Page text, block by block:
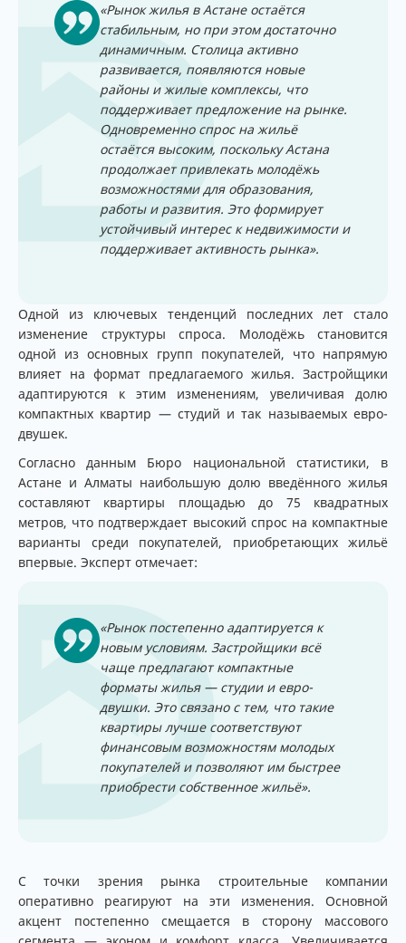
«Рынок жилья в Астане остаётся
стабильным, но при этом достаточно
динамичным. Столица активно
развивается, появляются новые
районы и жилые комплексы, что
поддерживает предложение на рынке.
Одновременно спрос на жильё
остаётся высоким, поскольку Астана
продолжает привлекать молодёжь
возможностями для образования,
работы и развития. Это формирует
устойчивый интерес к недвижимости и
поддерживает активность рынка».
Одной из ключевых тенденций последних лет стало
изменение структуры спроса. Молодёжь становится
одной из основных групп покупателей, что напрямую
влияет на формат предлагаемого жилья. Застройщики
адаптируются к этим изменениям, увеличивая долю
компактных квартир — студий и так называемых евро-
двушек.
Согласно данным Бюро национальной статистики, в
Астане и Алматы наибольшую долю введённого жилья
составляют квартиры площадью до 75 квадратных
метров, что подтверждает высокий спрос на компактные
варианты среди покупателей, приобретающих жильё
впервые. Эксперт отмечает:
«Рынок постепенно адаптируется к
новым условиям. Застройщики всё
чаще предлагают компактные
форматы жилья — студии и евро-
двушки. Это связано с тем, что такие
квартиры лучше соответствуют
финансовым возможностям молодых
покупателей и позволяют им быстрее
приобрести собственное жильё».
С точки зрения рынка строительные компании
оперативно реагируют на эти изменения. Основной
акцент постепенно смещается в сторону массового